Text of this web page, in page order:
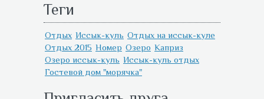
Теги
Отдых Иссык-куль Отдых на иссык-куле
Отдых 2015 Номер Озеро Каприз
Озеро иссык-куль Иссык-куль отдых
Гостевой дом "морячка"